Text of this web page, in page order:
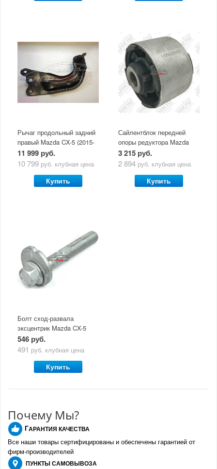
100% возврат
стоимости
в случае
неудовлетворенности
Гарантия качества
все товары
сертифицированы
Вы можете выбрать
наиболее удобный
для Вас
Скидки
членам клуба и
Рычаг продольный задний
правый Mazda CX-5 (2015-
по н.в.)
11 999 руб.
10 799 руб. клубная цена
Купить
Сайлентблок передней
опоры редуктора Mazda
CX-5 (2011-по н.в.) JIKIU
3 215 руб.
2 894 руб. клубная цена
Купить
Болт сход-развала
эксцентрик Mazda CX-5
(2011-по н.в)
546 руб.
491 руб. клубная цена
Купить
Почему Мы?
ГАРАНТИЯ КАЧЕСТВА
Все наши товары сертифицированы и обеспечены гарантией от
фирм-производителей
ПУНКТЫ САМОВЫВОЗА